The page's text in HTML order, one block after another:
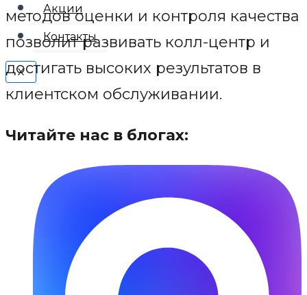
Акции
Контакты
X
методов оценки и контроля качества
позволит развивать колл-центр и
достигать высоких результатов в
клиентском обслуживании.
Читайте нас в блогах: